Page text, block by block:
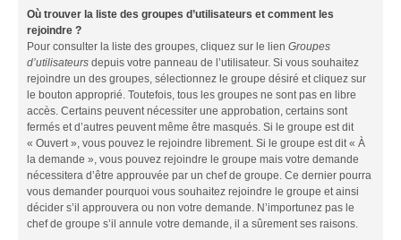
Où trouver la liste des groupes d’utilisateurs et comment les
rejoindre ?
Pour consulter la liste des groupes, cliquez sur le lien Groupes
d’utilisateurs depuis votre panneau de l’utilisateur. Si vous souhaitez
rejoindre un des groupes, sélectionnez le groupe désiré et cliquez sur
le bouton approprié. Toutefois, tous les groupes ne sont pas en libre
accès. Certains peuvent nécessiter une approbation, certains sont
fermés et d’autres peuvent même être masqués. Si le groupe est dit
« Ouvert », vous pouvez le rejoindre librement. Si le groupe est dit « À
la demande », vous pouvez rejoindre le groupe mais votre demande
nécessitera d’être approuvée par un chef de groupe. Ce dernier pourra
vous demander pourquoi vous souhaitez rejoindre le groupe et ainsi
décider s’il approuvera ou non votre demande. N’importunez pas le
chef de groupe s’il annule votre demande, il a sûrement ses raisons.